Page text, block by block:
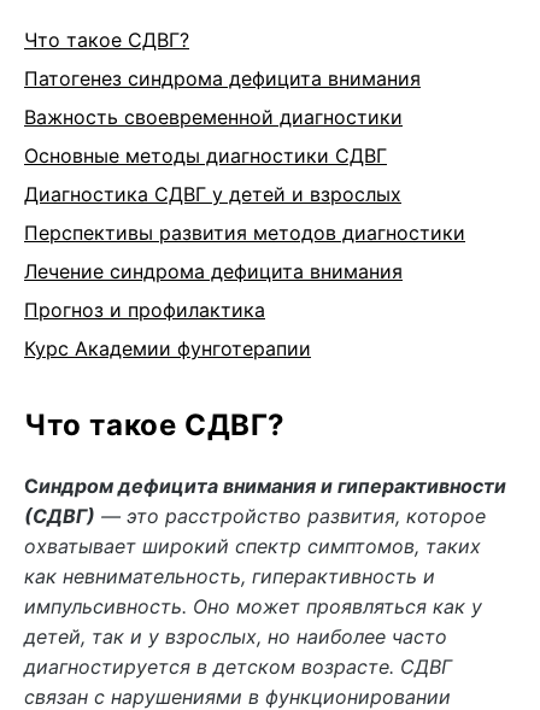
Что такое СДВГ?
Патогенез синдрома дефицита внимания
Важность своевременной диагностики
Основные методы диагностики СДВГ
Диагностика СДВГ у детей и взрослых
Перспективы развития методов диагностики
Лечение синдрома дефицита внимания
Прогноз и профилактика
Курс Академии фунготерапии
Что такое СДВГ?
Синдром дефицита внимания и гиперактивности
(СДВГ) — это расстройство развития, которое
охватывает широкий спектр симптомов, таких
как невнимательность, гиперактивность и
импульсивность. Оно может проявляться как у
детей, так и у взрослых, но наиболее часто
диагностируется в детском возрасте. СДВГ
связан с нарушениями в функционировании